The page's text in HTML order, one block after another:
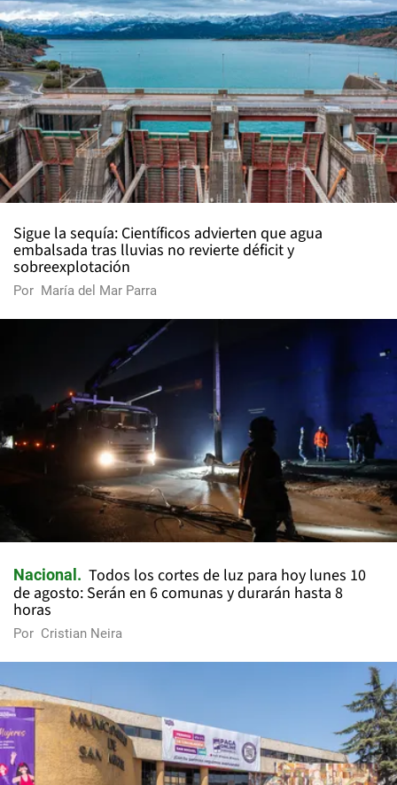
Sigue la sequía: Científicos advierten que agua
embalsada tras lluvias no revierte déficit y
sobreexplotación
Por María del Mar Parra
Nacional
Todos los cortes de luz para hoy lunes 10
de agosto: Serán en 6 comunas y durarán hasta 8
horas
Por Cristian Neira